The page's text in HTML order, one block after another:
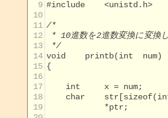
  9
#include    <unistd.h>
10
11
/*
12
13
*/
14
15
{
16
17
18
19